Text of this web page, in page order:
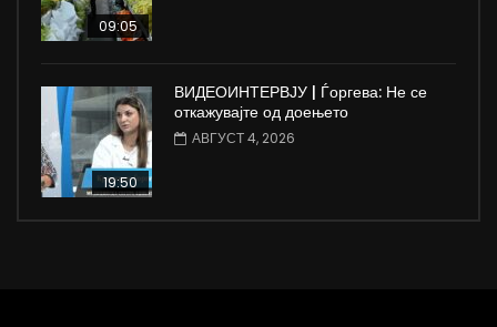
09:05
19:50
ВИДЕОИНТЕРВЈУ | Ѓоргева: Не се
откажувајте од доењето
АВГУСТ 4, 2026